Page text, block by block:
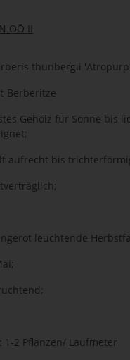
OÖ II
thunbergii
Berberitze
Gehölz für Sonne bis
aufrecht bis
leuchtende
1-2 Pflanzen/ Laufmeter